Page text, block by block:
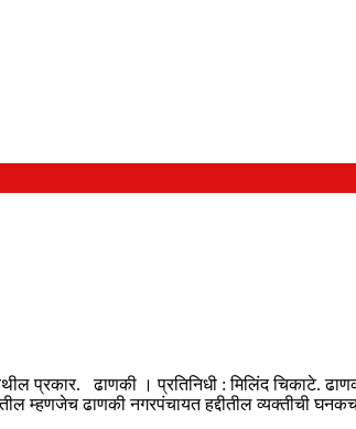
प्रकार. ढाणकी । प्रतिनिधी : मिलिंद चिकाटे.
म्हणजेच ढाणकी नगरपंचायत हद्दीतील व्यक्तीची